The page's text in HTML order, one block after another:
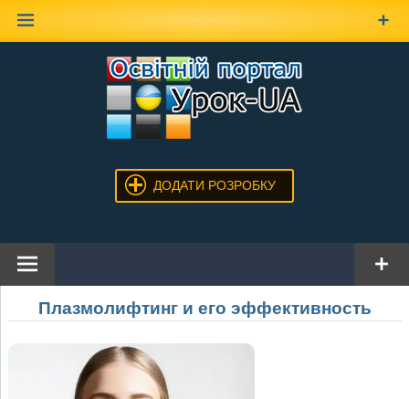
ДОДАТИ РОЗРОБКУ
Плазмолифтинг и его эффективность